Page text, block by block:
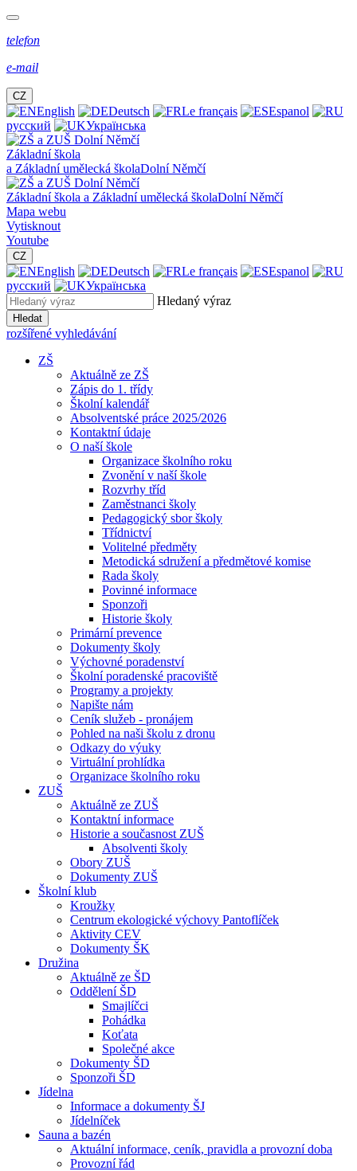
telefon
e-mail
CZ
English Deutsch Le français
Espanol
русский
Українська
Základní škola
a Základní umělecká školaDolní Němčí
Základní škola a Základní umělecká školaDolní Němčí
Mapa webu
Vytisknout
Youtube
CZ
English Deutsch Le français
Espanol
русский
Українська
Hledaný výraz
Hledat
rozšířené vyhledávání
ZŠ
Aktuálně ze ZŠ
Zápis do 1. třídy
Školní kalendář
Absolventské práce 2025/2026
Kontaktní údaje
O naší škole
Organizace školního roku
Zvonění v naší škole
Rozvrhy tříd
Zaměstnanci školy
Pedagogický sbor školy
Třídnictví
Volitelné předměty
Metodická sdružení a předmětové komise
Rada školy
Povinné informace
Sponzoři
Historie školy
Primární prevence
Dokumenty školy
Výchovné poradenství
Školní poradenské pracoviště
Programy a projekty
Napište nám
Ceník služeb - pronájem
Pohled na naši školu z dronu
Odkazy do výuky
Virtuální prohlídka
Organizace školního roku
ZUŠ
Aktuálně ze ZUŠ
Kontaktní informace
Historie a současnost ZUŠ
Absolventi školy
Obory ZUŠ
Dokumenty ZUŠ
Školní klub
Kroužky
Centrum ekologické výchovy Pantoflíček
Aktivity CEV
Dokumenty ŠK
Družina
Aktuálně ze ŠD
Oddělení ŠD
Smajlíčci
Pohádka
Koťata
Společné akce
Dokumenty ŠD
Sponzoři ŠD
Jídelna
Informace a dokumenty ŠJ
Jídelníček
Sauna a bazén
Aktuální informace, ceník, pravidla a provozní doba
Provozní řád